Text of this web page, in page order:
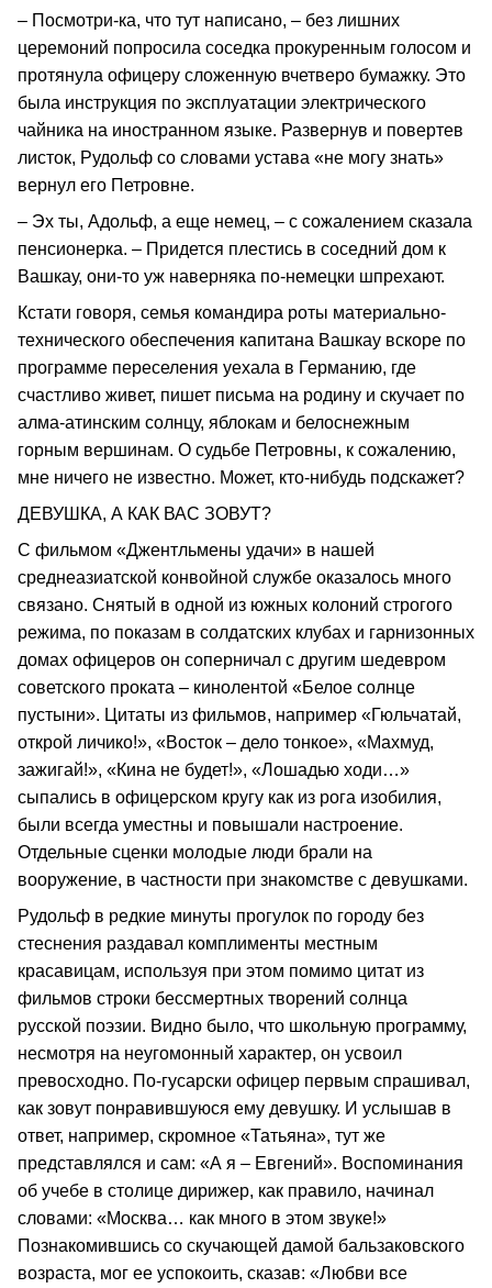
– Посмотри-ка, что тут написано, – без лишних
церемоний попросила соседка прокуренным голосом и
протянула офицеру сложенную вчетверо бумажку. Это
была инструкция по эксплуатации электрического
чайника на иностранном языке. Развернув и повертев
листок, Рудольф со словами устава «не могу знать»
вернул его Петровне.
– Эх ты, Адольф, а еще немец, – с сожалением сказала
пенсионерка. – Придется плестись в соседний дом к
Вашкау, они-то уж наверняка по-немецки шпрехают.
Кстати говоря, семья командира роты материально-
технического обеспечения капитана Вашкау вскоре по
программе переселения уехала в Германию, где
счастливо живет, пишет письма на родину и скучает по
алма-атинским солнцу, яблокам и белоснежным
горным вершинам. О судьбе Петровны, к сожалению,
мне ничего не известно. Может, кто-нибудь подскажет?
ДЕВУШКА, А КАК ВАС ЗОВУТ?
С фильмом «Джентльмены удачи» в нашей
среднеазиатской конвойной службе оказалось много
связано. Снятый в одной из южных колоний строгого
режима, по показам в солдатских клубах и гарнизонных
домах офицеров он соперничал с другим шедевром
советского проката – кинолентой «Белое солнце
пустыни». Цитаты из фильмов, например «Гюльчатай,
открой личико!», «Восток – дело тонкое», «Махмуд,
зажигай!», «Кина не будет!», «Лошадью ходи…»
сыпались в офицерском кругу как из рога изобилия,
были всегда уместны и повышали настроение.
Отдельные сценки молодые люди брали на
вооружение, в частности при знакомстве с девушками.
Рудольф в редкие минуты прогулок по городу без
стеснения раздавал комплименты местным
красавицам, используя при этом помимо цитат из
фильмов строки бессмертных творений солнца
русской поэзии. Видно было, что школьную программу,
несмотря на неугомонный характер, он усвоил
превосходно. По-гусарски офицер первым спрашивал,
как зовут понравившуюся ему девушку. И услышав в
ответ, например, скромное «Татьяна», тут же
представлялся и сам: «А я – Евгений». Воспоминания
об учебе в столице дирижер, как правило, начинал
словами: «Москва… как много в этом звуке!»
Познакомившись со скучающей дамой бальзаковского
возраста, мог ее успокоить, сказав: «Любви все